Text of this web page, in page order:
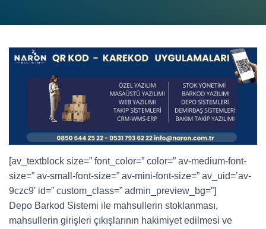
[av_textblock size=” font_color=” color=” av-medium-font-
size=” av-small-font-size=” av-mini-font-size=” av_uid=’av-
9czc9′ id=” custom_class=” admin_preview_bg=”]
Depo Barkod Sistemi ile mahsullerin stoklanması,
mahsullerin girişleri çıkışlarının hakimiyet edilmesi ve